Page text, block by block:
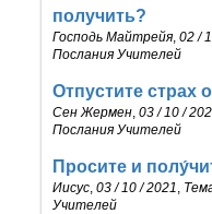
получить?
Господь Майтрейя ,02 /
Послания Учителей
Отпустите страх
Сен Жермен ,03 / 10 /
Послания Учителей
Просите и
Иисус ,03 / 10 / 2021
Учителей